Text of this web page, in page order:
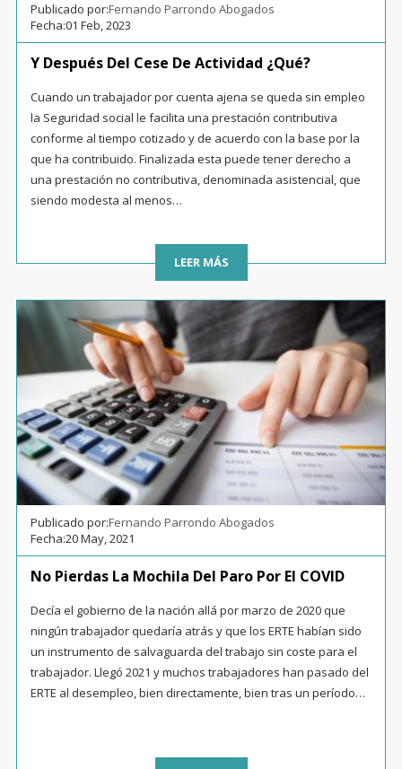
Publicado por:Fernando Parrondo Abogados
Fecha:01 Feb, 2023
Y Después Del Cese De Actividad ¿qué?
Cuando un trabajador por cuenta ajena se queda sin empleo
la Seguridad social le facilita una prestación contributiva
conforme al tiempo cotizado y de acuerdo con la base por la
que ha contribuido. Finalizada esta puede tener derecho a
una prestación no contributiva, denominada asistencial, que
siendo modesta al menos…
LEER MÁS
Publicado por:Fernando Parrondo Abogados
Fecha:20 May, 2021
No Pierdas La Mochila Del Paro Por El COVID
Decía el gobierno de la nación allá por marzo de 2020 que
ningún trabajador quedaría atrás y que los ERTE habían sido
un instrumento de salvaguarda del trabajo sin coste para el
trabajador. Llegó 2021 y muchos trabajadores han pasado del
ERTE al desempleo, bien directamente, bien tras un período…